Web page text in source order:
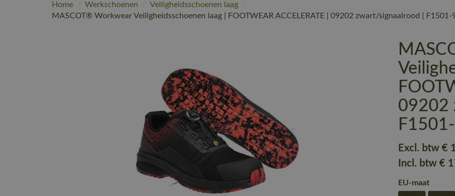
Home / Werkschoenen / Veiligheidsschoenen laag
/
MASCOT® Workwear Veiligheidsschoenen laag | FOOTWEAR ACCELERATE | 09202 zwart/signaalrood | F1501-
09202
Excl. btw€
Incl. btw€
EU-maat